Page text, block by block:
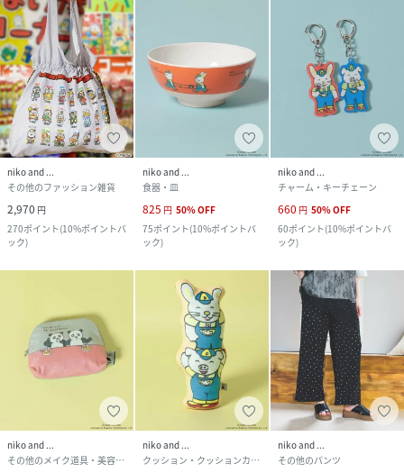
niko and ...
その他のファッション雑貨
2,970 円
270ポイント(10%ポイントバ
ック)
niko and ...
食器・皿
825 円 50%OFF
75ポイント(10%ポイントバ
ック)
niko and ...
チャーム・キーチェーン
660 円 50%OFF
60ポイント(10%ポイントバ
ック)
niko and ...
その他のメイク道具・美容器具
niko and ...
クッション・クッションカバー
niko and ...
その他のパンツ